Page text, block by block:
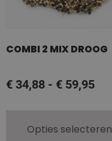
COMBI 2 MIX DROOG
€ 34,88 - € 59,95
Opties selecteren